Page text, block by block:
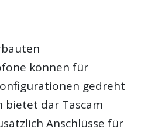
können für
gedreht
bietet dar Tascam
Anschlüsse für